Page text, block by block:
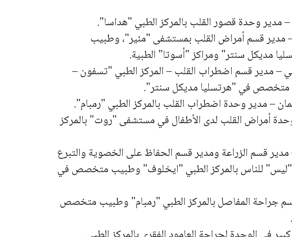
مدير وحدة قصور القلب بالمركز الطبي "هداسا".
مدير قسم أمراض القلب بمستشفى "مئير"، وطبيب
مديكل سنتر" ومراكز "أسوتا" الطبية.
– مدير قسم اضطراب القلب – المركز الطبي "تسفون –
في "هرتسليا مديكل سنتر".
– مدير وحدة اضطراب القلب بالمركز الطبي "رمبام".
أمراض القلب لدى الأطفال في مستشفى "روت" بالمركز
مدير قسم الزراعة ومدير قسم الحفاظ على الخصوية والتبرع
للناس بالمركز الطبي "ايخلوف" وطبيب متخصص في
جراحة المفاصل بالمركز الطبي "رمبام" وطبيب متخصص